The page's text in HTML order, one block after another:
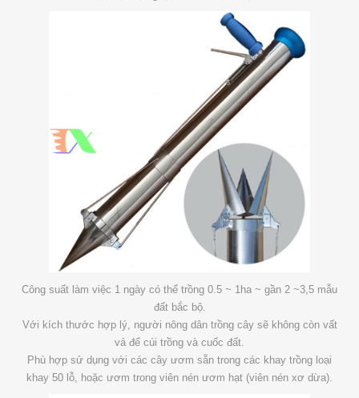
Công suất làm việc 1 ngày có thể trồng 0.5 ~ 1ha ~ gần 2 ~3,5 mẫu
đất bắc bộ.
Với kích thước hợp lý, người nông dân trồng cây sẽ không còn vất
vả để cúi trồng và cuốc đất.
Phù hợp sử dụng với các cây ươm sẵn trong các khay trồng loại
khay 50 lỗ, hoặc ươm trong viên nén ươm hạt (viên nén xơ dừa).